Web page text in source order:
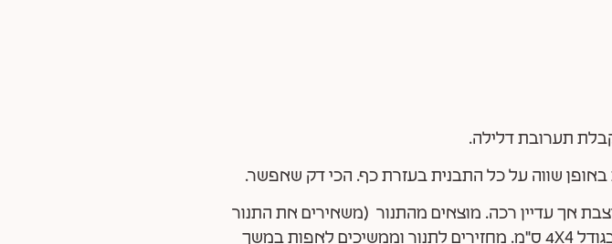
תערובת דלילה.
שווה על כל התבנית בעזרת כף. הכי דק שאפשר.
עד שהתערובת מתייצבת אך עדיין רכה. מוצאים מהתנור (משאירים את התנור
דולק) ובעזרת גלגלת חיתוך או סכין חותכים לריבועים בערך בגודל 4X4 ס"מ. מחזירים לתנור וממשיכים לאפות במשך